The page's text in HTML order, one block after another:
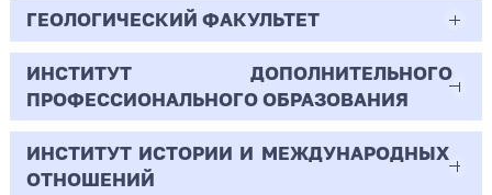
Очная | Бакалавр
Всего бюджетных мест - 10
Бюджет/
Общие места
Профиль: Практическая
психология образования
Биология
Очная | Бакалавр
Всего бюджетных мест - 50
Бюджет/Общие места
05.03.02
География
Очная | Бакалавр
Всего бюджетных мест - 15
ГЕОЛОГИЧЕСКИЙ ФАКУЛЬТЕТ
05.03.01
Геология
Очная | Бакалавр
ИНСТИТУТ ДОПОЛНИТЕЛЬНОГО
ПРОФЕССИОНАЛЬНОГО ОБРАЗОВАНИЯ
38.03.02
ИНСТИТУТ ИСТОРИИ И МЕЖДУНАРОДНЫХ
ОТНОШЕНИЙ